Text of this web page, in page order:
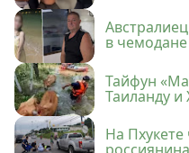
в
Тайфун
Таиланду
На